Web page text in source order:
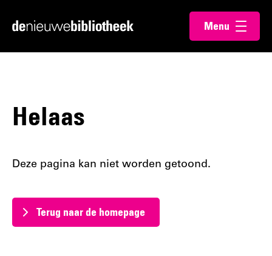
direct
direct
Ga
Menu
openen
Helaas
Deze pagina kan niet worden getoond.
Terug naar de homepage